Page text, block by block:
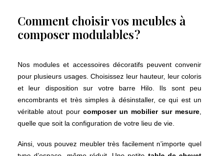
Comment choisir vos meubles à
composer modulables ?
Nos modules et accessoires décoratifs peuvent convenir
pour plusieurs usages. Choisissez leur hauteur, leur coloris
et leur disposition sur votre barre Hilo. Ils sont peu
encombrants et très simples à désinstaller, ce qui est un
véritable atout pour composer un mobilier sur mesure
quelle que soit la configuration de votre lieu de vie.
Ainsi, vous pouvez meubler très facilement n’importe quel